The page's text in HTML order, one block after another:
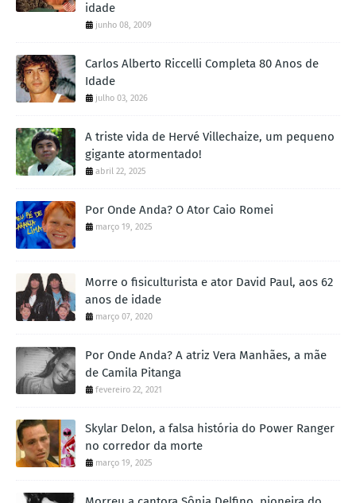
idade
junho 08, 2009
Carlos Alberto Riccelli Completa 80 Anos de
Idade
julho 03, 2026
A triste vida de Hervé Villechaize, um pequeno
gigante atormentado!
abril 22, 2025
Por Onde Anda? O Ator Caio Romei
março 19, 2025
Morre o fisiculturista e ator David Paul, aos 62
anos de idade
março 07, 2020
Por Onde Anda? A atriz Vera Manhães, a mãe
de Camila Pitanga
fevereiro 22, 2021
Skylar Delon, a falsa história do Power Ranger
no corredor da morte
março 19, 2025